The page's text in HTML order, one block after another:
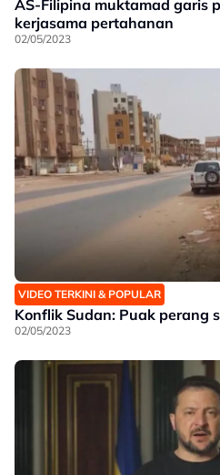
AS-Filipina muktamad garis
kerjasama pertahanan
02/05/2023
VIDEO TERKINI & POPULAR
Konflik Sudan: Puak perang
02/05/2023